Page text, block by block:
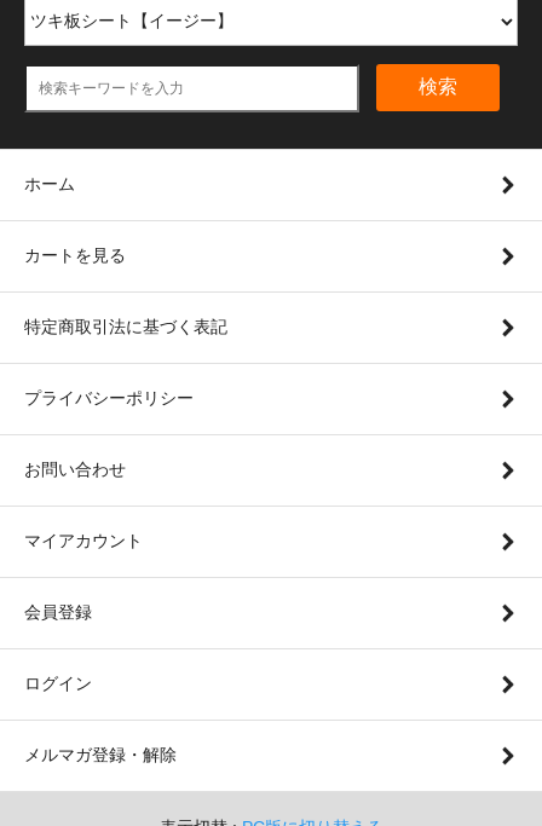
検索
ホーム
カートを見る
特定商取引法に基づく表記
プライバシーポリシー
お問い合わせ
マイアカウント
会員登録
ログイン
メルマガ登録・解除